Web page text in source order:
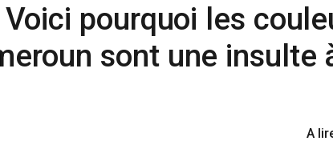
pourquoi les
sont une
A